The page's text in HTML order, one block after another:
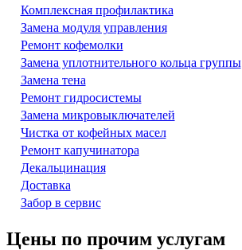
Комплексная профилактика
Замена модуля управления
Ремонт кофемолки
Замена уплотнительного кольца группы
Замена тена
Ремонт гидросистемы
Замена микровыключателей
Чистка от кофейных масел
Ремонт капучинатора
Декальцинация
Доставка
Забор в сервис
Цены по прочим услугам